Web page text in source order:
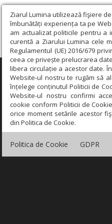
Ziarul Lumina utilizează fişiere
îmbunătăți experiența ta pe
am actualizat politicile pentru a
curentă a Ziarului Lumina cele
Regulamentul (UE) 2016/679
ceea ce privește prelucrarea
libera circulație a acestor date.
Website-ul nostru te rugăm să
înțelege conținutul Politicii de
Website-ul nostru confirmi
cookie conform Politicii de
orice moment setările acestor
din Politica de Cookie.
Politica de Cookie GDPR